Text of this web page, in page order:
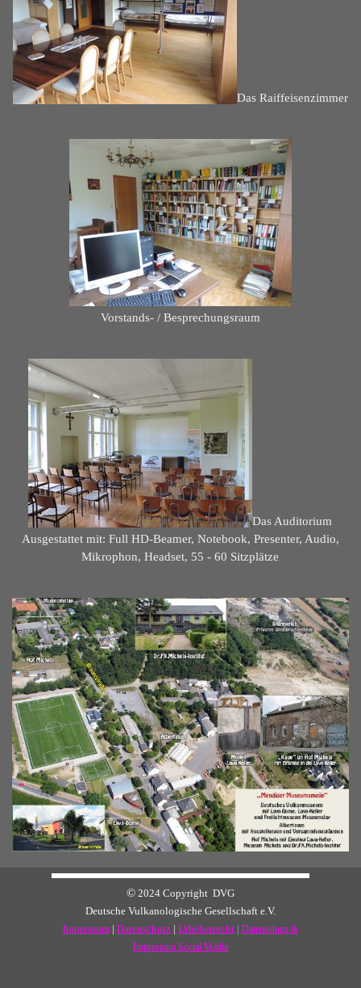
Das Raiffeisenzimmer
Vorstands- / Besprechungsraum
Das Auditorium
Ausgestattet mit: Full HD-Beamer, Notebook, Presenter, Audio,
Mikrophon, Headset, 55 - 60 Sitzplätze
© 2024 Copyright DVG
Deutsche Vulkanologische Gesellschaft e.V.
Impressum | Datenschutz | Urheberrecht | Datenschutz &
Impressum Social Media